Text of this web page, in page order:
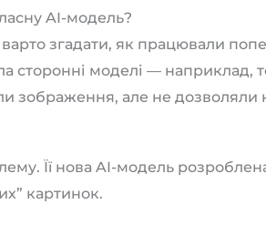
AI-модель?
згадати, як працювали
сторонні моделі — наприклад,
зображення, але не дозволяли
Її нова AI-модель
картинок.